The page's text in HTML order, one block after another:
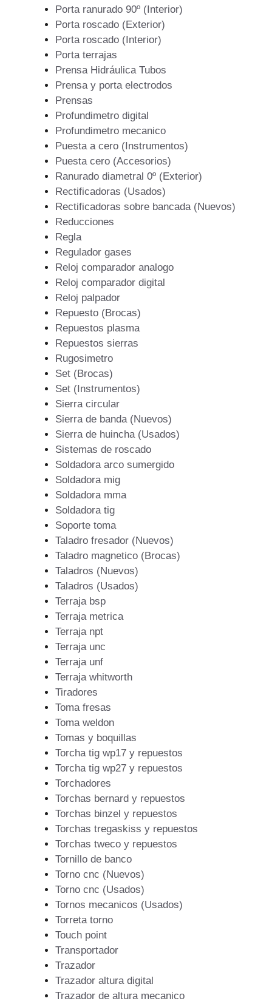
Porta ranurado 90º (Interior)
Porta roscado (Exterior)
Porta roscado (Interior)
Porta terrajas
Prensa Hidráulica Tubos
Prensa y porta electrodos
Prensas
Profundimetro digital
Profundimetro mecanico
Puesta a cero (Instrumentos)
Puesta cero (Accesorios)
Ranurado diametral 0º (Exterior)
Rectificadoras (Usados)
Rectificadoras sobre bancada (Nuevos)
Reducciones
Regla
Regulador gases
Reloj comparador analogo
Reloj comparador digital
Reloj palpador
Repuesto (Brocas)
Repuestos plasma
Repuestos sierras
Rugosimetro
Set (Brocas)
Set (Instrumentos)
Sierra circular
Sierra de banda (Nuevos)
Sierra de huincha (Usados)
Sistemas de roscado
Soldadora arco sumergido
Soldadora mig
Soldadora mma
Soldadora tig
Soporte toma
Taladro fresador (Nuevos)
Taladro magnetico (Brocas)
Taladros (Nuevos)
Taladros (Usados)
Terraja bsp
Terraja metrica
Terraja npt
Terraja unc
Terraja unf
Terraja whitworth
Tiradores
Toma fresas
Toma weldon
Tomas y boquillas
Torcha tig wp17 y repuestos
Torcha tig wp27 y repuestos
Torchadores
Torchas bernard y repuestos
Torchas binzel y repuestos
Torchas tregaskiss y repuestos
Torchas tweco y repuestos
Tornillo de banco
Torno cnc (Nuevos)
Torno cnc (Usados)
Tornos mecanicos (Usados)
Torreta torno
Touch point
Transportador
Trazador
Trazador altura digital
Trazador de altura mecanico